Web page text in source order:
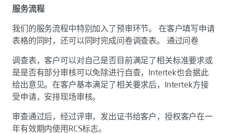
服务流程
我们的服务流程中特别加入了预审环节。 在客户填写申请
表格的同时，还可以同时完成问卷调查表。 通过问卷
调查表，客户可以对自己是否目前满足了相关标准要求或
是是否有部分审核可以免除进行自查，Intertek也会据此
给出意见。在客户基本满足了相关要求后，Intertek方接
受申请，安排现场审核。
审查通过后，经过评审，发出证书给客户，授权客户在一
年有效期内使用RCS标志。